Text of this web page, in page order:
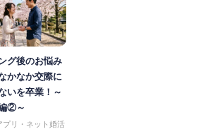
グ後のお悩み
かなか交際に
いを卒業！～
②～
プリ・ネット婚活